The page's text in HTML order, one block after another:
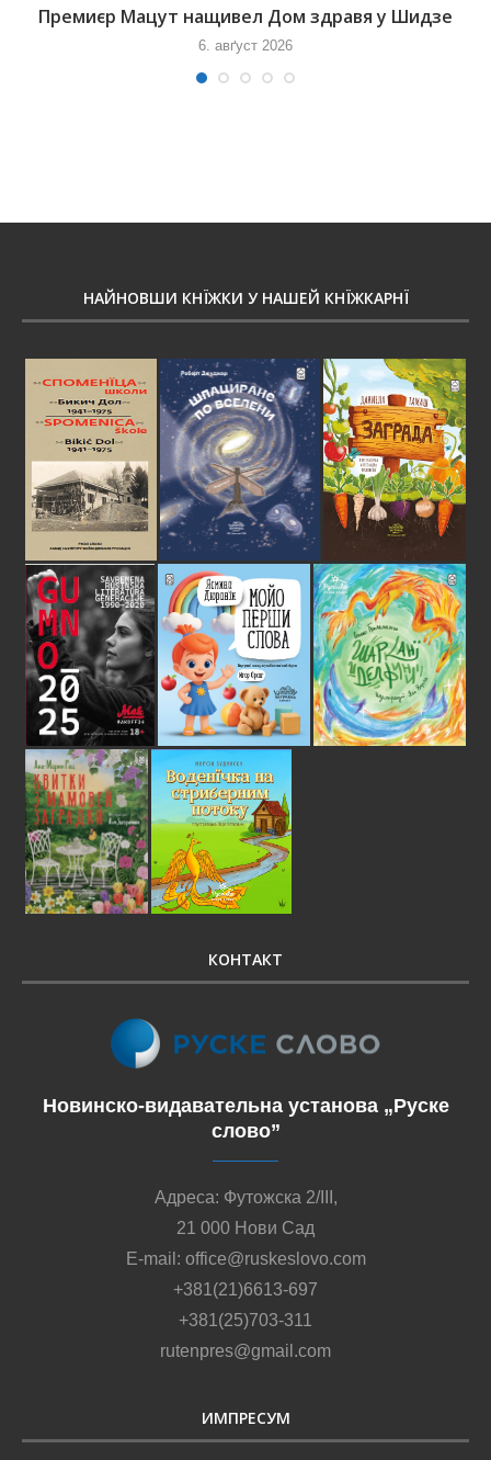
Премиєр Мацут нащивел Дом здравя у Шидзе
6. авґуст 2026
НАЙНОВШИ КНЇЖКИ У НАШЕЙ КНЇЖКАРНЇ
КОНТАКТ
Новинско-видавательна установа „Руске
слово”
Адреса: Футожска 2/III,
21 000 Нови Сад
E-mail: office@ruskeslovo.com
+381(21)6613-697
+381(25)703-311
rutenpres@gmail.com
ИМПРЕСУМ